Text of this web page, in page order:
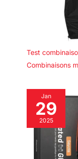
Test
Combinaisons
Jan
29
2025